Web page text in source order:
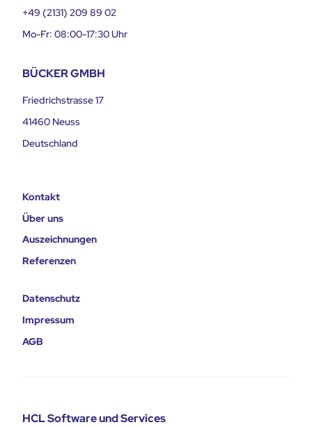
+49 (2131) 209 89 02
Mo-Fr: 08:00-17:30 Uhr
BÜCKER GMBH
Friedrichstrasse 17
41460 Neuss
Deutschland
Kontakt
Über uns
Auszeichnungen
Referenzen
Datenschutz
Impressum
AGB
HCL Software und Services